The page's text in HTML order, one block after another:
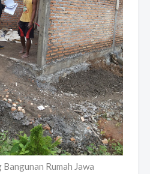
Rumah Jawa